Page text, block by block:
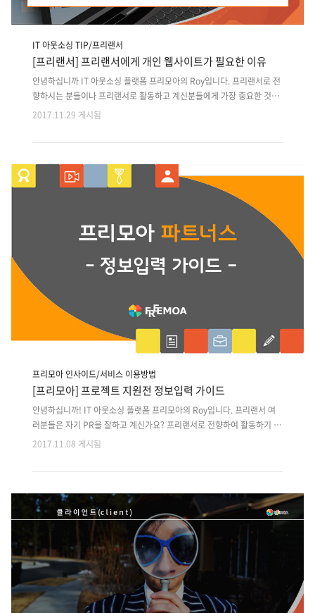
IT 아웃소싱 TIP/프리랜서
[프리랜서] 프리랜서에게 개인 웹사이트가 필요한 이유
안녕하십니까 IT 아웃소싱 플랫폼 프리모아의 Roy입니다. 프리랜서로 전
향하시는 분들이나 프리랜서로 활동하고 계신분들에게 가장 중요한 것은
자기 경력과 포트폴리오를 어필하여 개인의 브랜드 신뢰성을 높이는 일입
와 블로그로 홍보하는 것 보다 개인 웹사이트로 홍보하는 것이 남들과 차
트가 왜 필요한지 알아보겠습니다~! 개인 웹사이트 구축이 필요한 이유?
프리랜서로 활동하는 분들이 증가하는 추세입니다. 그 이유는 프리랜서는
어디에 소속되지않고 재택근무가 가능하며 자유롭게 업무시간을 유동적
으로 활용할 수 있어서 능력이 있으신분들이 프리랜서로 많이 전향하고
있습니다. 요즘 IT기..
2017.11.29 게시됨
프리모아 인사이드/서비스 이용방법
[프리모아] 프로젝트 지원전 정보입력 가이드
안녕하십니까! IT 아웃소싱 플랫폼 프리모아의 Roy입니다. 프리랜서 여
러분들은 자기 PR을 잘하고 계신가요? 프리랜서로 전향하여 활동하기 위
해서는자신을 얼마나 잘 표현하냐에 따라 남들과 차별화되며 가치있는 사
동하고 계시는데요.새롭게 활동하시려는 파트너스 여러분을 위해 프로젝
습니다. 프리모아 프리랜서 정보입력 가이드 1. 회원가입 프리모아 웹사이
트(www.freemoa.net)에서 회원가입을 누르시고 정보들을 입력하고
회원가입을 클릭!※ 나는 프리랜서와 클라이언트 둘다 사용하고 싶은데?
걱정하지마세요 프리랜서로 가입해도 회원전환을 통해 클라이언트 계정
을 생성하실 수 있..
2017.11.08 게시됨